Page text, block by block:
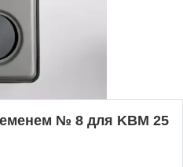
№ 8 для KBM 25